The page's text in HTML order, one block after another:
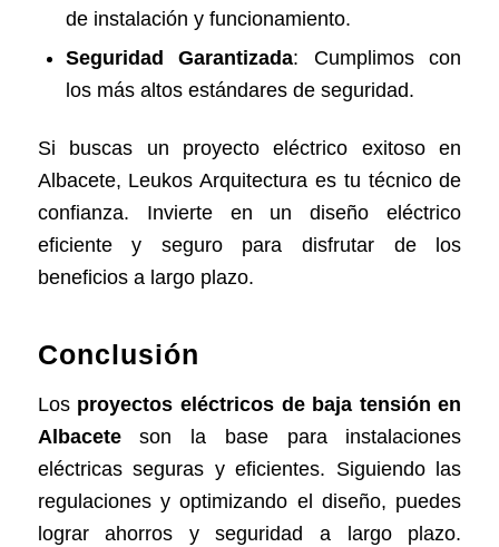
de instalación y funcionamiento.
Seguridad Garantizada: Cumplimos con
los más altos estándares de seguridad.
Si buscas un proyecto eléctrico exitoso en
Albacete, Leukos Arquitectura es tu técnico de
confianza. Invierte en un diseño eléctrico
eficiente y seguro para disfrutar de los
beneficios a largo plazo.
Conclusión
Los proyectos eléctricos de baja tensión en
Albaceteson la base para instalaciones
eléctricas seguras y eficientes. Siguiendo las
regulaciones y optimizando el diseño, puedes
lograr ahorros y seguridad a largo plazo.